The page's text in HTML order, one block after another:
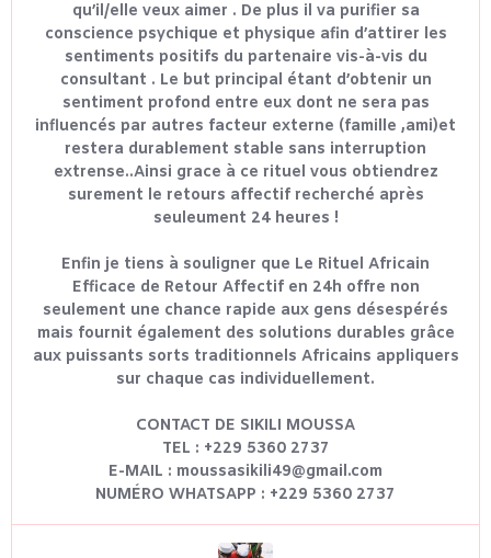
qu’il/elle veux aimer . De plus il va purifier sa
conscience psychique et physique afin d’attirer les
sentiments positifs du partenaire vis-à-vis du
consultant . Le but principal étant d’obtenir un
sentiment profond entre eux dont ne sera pas
influencés par autres facteur externe (famille ,ami)et
restera durablement stable sans interruption
extrense..Ainsi grace à ce rituel vous obtiendrez
surement le retours affectif recherché après
seuleument 24 heures !
Enfin je tiens à souligner que Le Rituel Africain
Efficace de Retour Affectif en 24h offre non
seulement une chance rapide aux gens désespérés
mais fournit également des solutions durables grâce
aux puissants sorts traditionnels Africains appliquers
sur chaque cas individuellement.
CONTACT DE SIKILI MOUSSA
TEL : +229 5360 2737
E-MAIL : moussasikili49@gmail.com
NUMÉRO WHATSAPP : +229 5360 2737